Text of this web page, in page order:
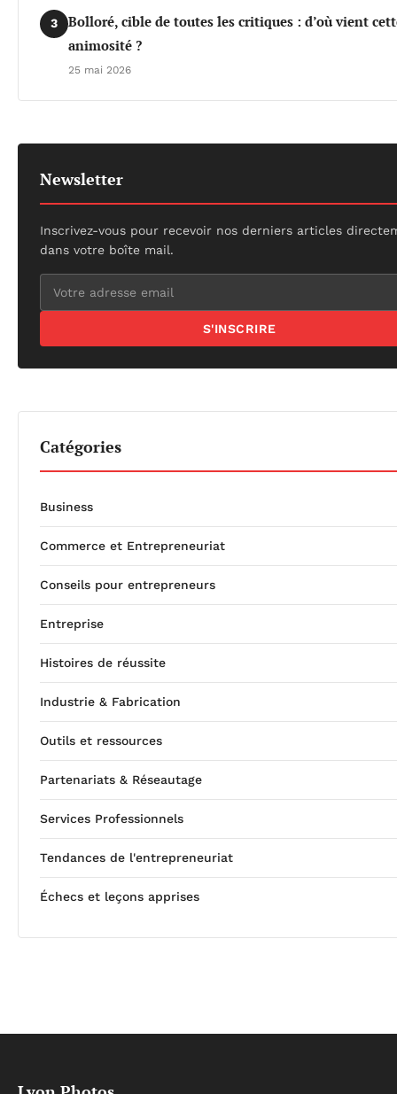
3
Bolloré, cible de toutes les critiques : d’où vient
animosité ?
25 mai 2026
Newsletter
Inscrivez-vous pour recevoir nos derniers articles
dans votre boîte mail.
S'INSCRIRE
Catégories
Business
Commerce et Entrepreneuriat
Conseils pour entrepreneurs
Entreprise
Histoires de réussite
Industrie & Fabrication
Outils et ressources
Partenariats & Réseautage
Services Professionnels
Tendances de l'entrepreneuriat
Échecs et leçons apprises